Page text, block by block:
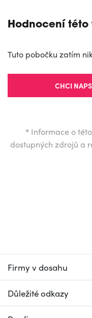
Hodnocení této
Tuto pobočku zatím
CHCI
* Informace o
dostupných zdrojů a
Firmy v dosahu
Důležité odkazy